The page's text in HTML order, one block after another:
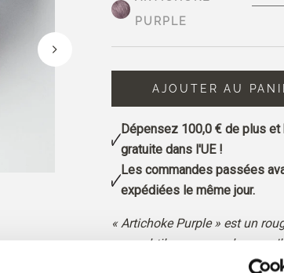
PURPLE
AJOUTER AU
Dépensez 100,0 € de plus et
gratuite dans l'UE !
Les commandes passées
expédiées le même jour.
« Artichoke Purple » est un
aux subtiles nuances brunes.
aspect nettement poudré et